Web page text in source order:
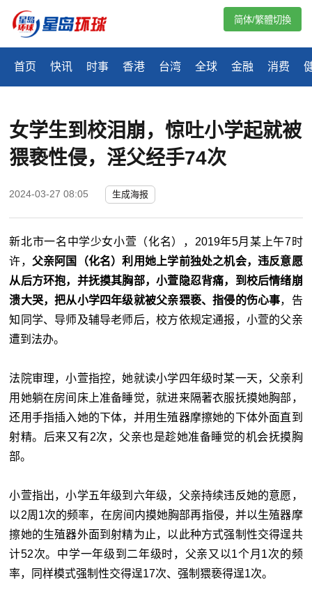
首页 快讯 时事 香港 台湾 全球 金融 消费
简体/繁體切換
女学生到校泪崩，惊吐小学起就被
猥亵性侵，淫父经手74次
2024-03-27 08:05 生成海报
新北市一名中学少女小萱（化名），2019年5月某上午7时
许， 父亲阿国（化名）利用她上学前独处之机会，违反意愿
从后方环抱，并抚摸其胸部，小萱隐忍背痛，到校后情绪崩
溃大哭，把从小学四年级就被父亲猥亵、指侵的伤心事，告
知同学、导师及辅导老师后，校方依规定通报，小萱的父亲
遭到法办。
法院审理，小萱指控，她就读小学四年级时某一天，父亲利
用她躺在房间床上准备睡觉，就进来隔著衣服抚摸她胸部，
还用手指插入她的下体，并用生殖器摩擦她的下体外面直到
射精。后来又有2次，父亲也是趁她准备睡觉的机会抚摸胸
部。
小萱指出，小学五年级到六年级，父亲持续违反她的意愿，
以2周1次的频率，在房间内摸她胸部再指侵，并以生殖器摩
擦她的生殖器外面到射精为止，以此种方式强制性交得逞共
计52次。中学一年级到二年级时，父亲又以1个月1次的频
率，同样模式强制性交得逞17次、强制猥亵得逞1次。